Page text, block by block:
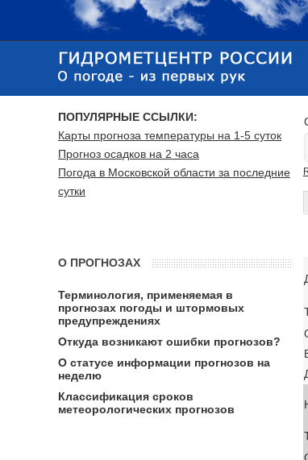
ПОПУЛЯРНЫЕ ССЫЛКИ:
Карты прогноза температуры на 1-5 суток
Прогноз осадков на 2 часа
Погода в Московской области за последние
сутки
О ПРОГНОЗАХ
Терминология, применяемая в
прогнозах погоды и штормовых
предупреждениях
Откуда возникают ошибки прогнозов?
О статусе информации прогнозов на
неделю
Классификация сроков
метеорологических прогнозов